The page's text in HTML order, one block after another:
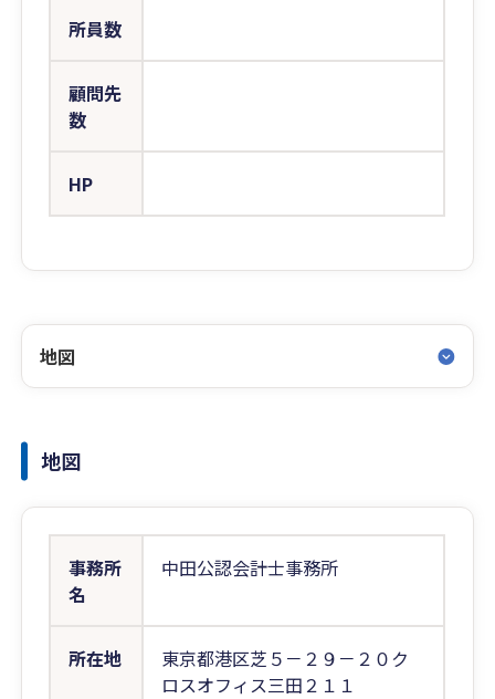
所員数
顧問先
数
HP
地図
地図
事務所
名
中田公認会計士事務所
所在地
東京都港区芝５－２９－２０ク
ロスオフィス三田２１１